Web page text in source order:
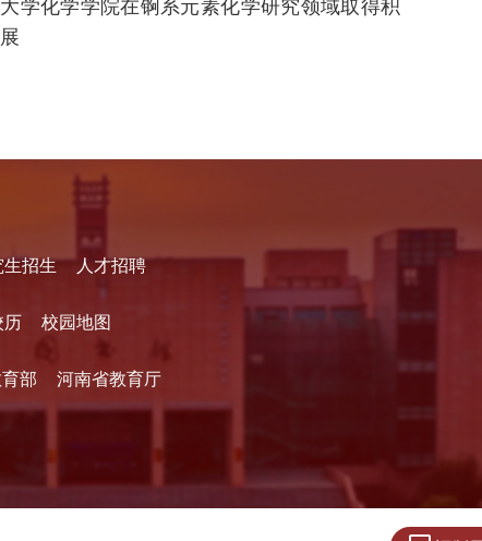
学化学学院在锕系元素化学研究领域取得积
生招生 人才招聘
历 校园地图
部 河南省教育厅